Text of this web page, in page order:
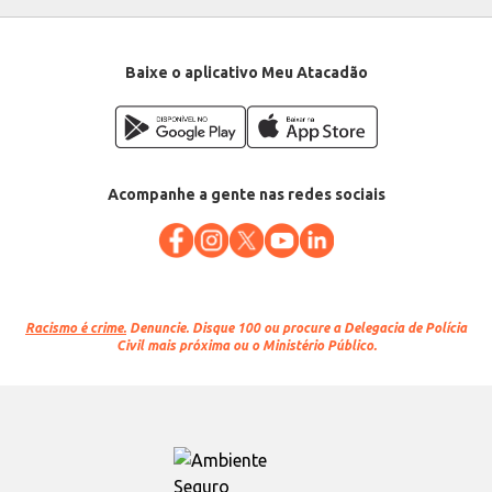
Baixe o aplicativo Meu Atacadão
Acompanhe a gente nas redes sociais
Racismo é crime. Denuncie. Disque 100 ou procure a Delegacia de Polícia
Civil mais próxima ou o Ministério Público.